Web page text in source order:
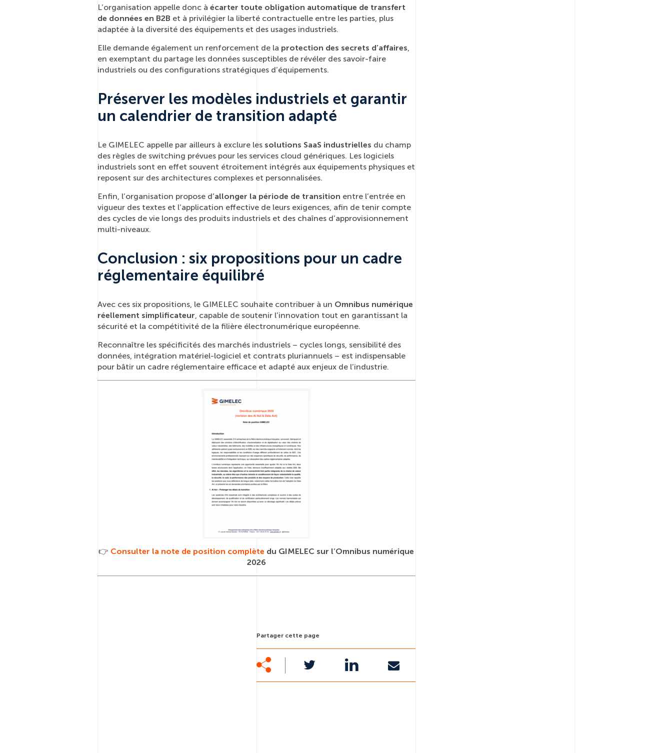
L’organisation appelle donc à écarter toute obligation automatique de transfert
de données en B2B et à privilégier la liberté contractuelle entre les parties, plus
adaptée à la diversité des équipements et des usages industriels.
Elle demande également un renforcement de la protection des secrets d’affaires,
en exemptant du partage les données susceptibles de révéler des savoir-faire
industriels ou des configurations stratégiques d’équipements.
Préserver les modèles industriels et garantir
un calendrier de transition adapté
Le GIMELEC appelle par ailleurs à exclure les solutions SaaS industrielles du champ
des règles de switching prévues pour les services cloud génériques. Les logiciels
industriels sont en effet souvent étroitement intégrés aux équipements physiques et
reposent sur des architectures complexes et personnalisées.
Enfin, l’organisation propose d’allonger la période de transition entre l’entrée en
vigueur des textes et l’application effective de leurs exigences, afin de tenir compte
des cycles de vie longs des produits industriels et des chaînes d’approvisionnement
multi-niveaux.
Conclusion : six propositions pour un cadre
réglementaire équilibré
Avec ces six propositions, le GIMELEC souhaite contribuer à un Omnibus numérique
réellement simplificateur, capable de soutenir l’innovation tout en garantissant la
sécurité et la compétitivité de la filière électronumérique européenne.
Reconnaître les spécificités des marchés industriels – cycles longs, sensibilité des
données, intégration matériel-logiciel et contrats pluriannuels – est indispensable
pour bâtir un cadre réglementaire efficace et adapté aux enjeux de l’industrie.
👉 Consulter la note de position complète du GIMELEC sur l’Omnibus numérique
2026
Partager cette page